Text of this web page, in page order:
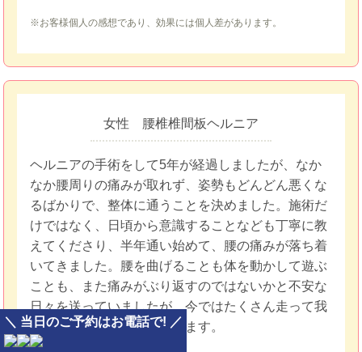
※お客様個人の感想であり、効果には個人差があります。
女性 腰椎椎間板ヘルニア
ヘルニアの手術をして5年が経過しましたが、なか
なか腰周りの痛みが取れず、姿勢もどんどん悪くな
るばかりで、整体に通うことを決めました。施術だ
けではなく、日頃から意識することなども丁寧に教
えてくださり、半年通い始めて、腰の痛みが落ち着
いてきました。腰を曲げることも体を動かして遊ぶ
ことも、また痛みがぶり返すのではないかと不安な
日々を送っていましたが、今ではたくさん走って我
が子と遊ぶことができています。
＼ 当日のご予約はお電話で! ／